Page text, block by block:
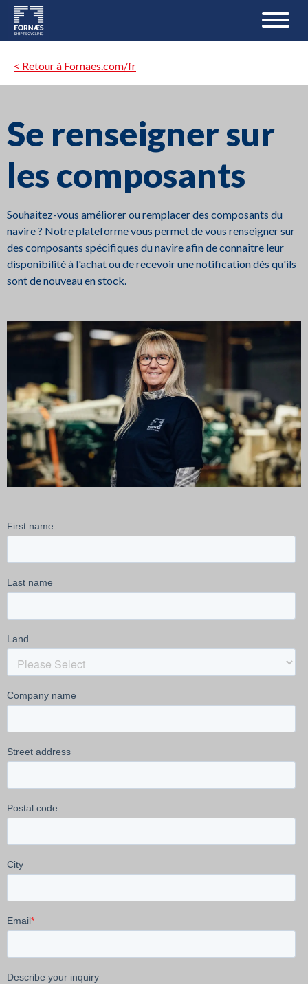
< Retour à Fornaes.com/fr
Se renseigner sur
les composants
Souhaitez-vous améliorer ou remplacer des composants du
navire ? Notre plateforme vous permet de vous renseigner sur
des composants spécifiques du navire afin de connaître leur
disponibilité à l'achat ou de recevoir une notification dès qu'ils
sont de nouveau en stock.